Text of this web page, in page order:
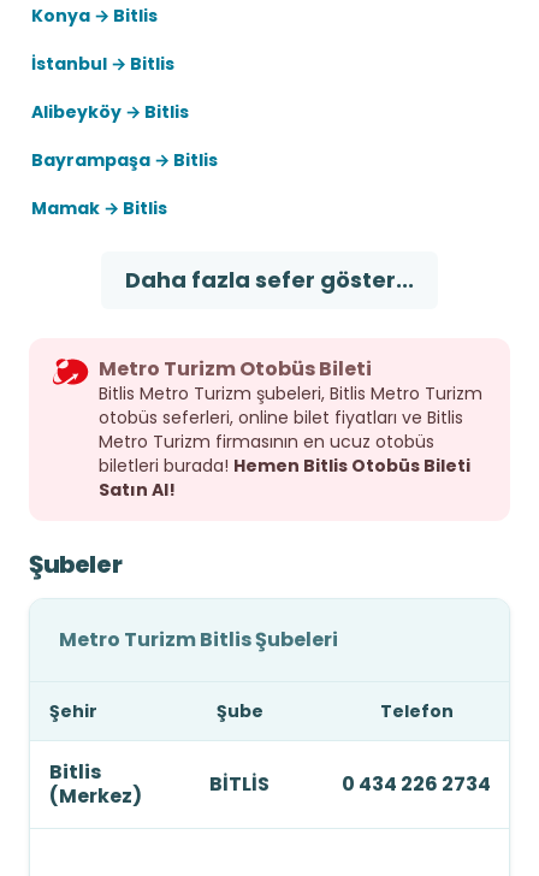
Konya → Bitlis
İstanbul → Bitlis
Alibeyköy → Bitlis
Bayrampaşa → Bitlis
Mamak → Bitlis
Daha fazla sefer göster...
Metro Turizm Otobüs Bileti
Bitlis Metro Turizm şubeleri, Bitlis Metro Turizm
otobüs seferleri, online bilet fiyatları ve Bitlis
Metro Turizm firmasının en ucuz otobüs
biletleri burada! Hemen Bitlis Otobüs Bileti
Satın Al!
Şubeler
Metro Turizm Bitlis Şubeleri
Şehir Şube Telefon
Bitlis
(Merkez)
BİTLİS 0 434 226 2734